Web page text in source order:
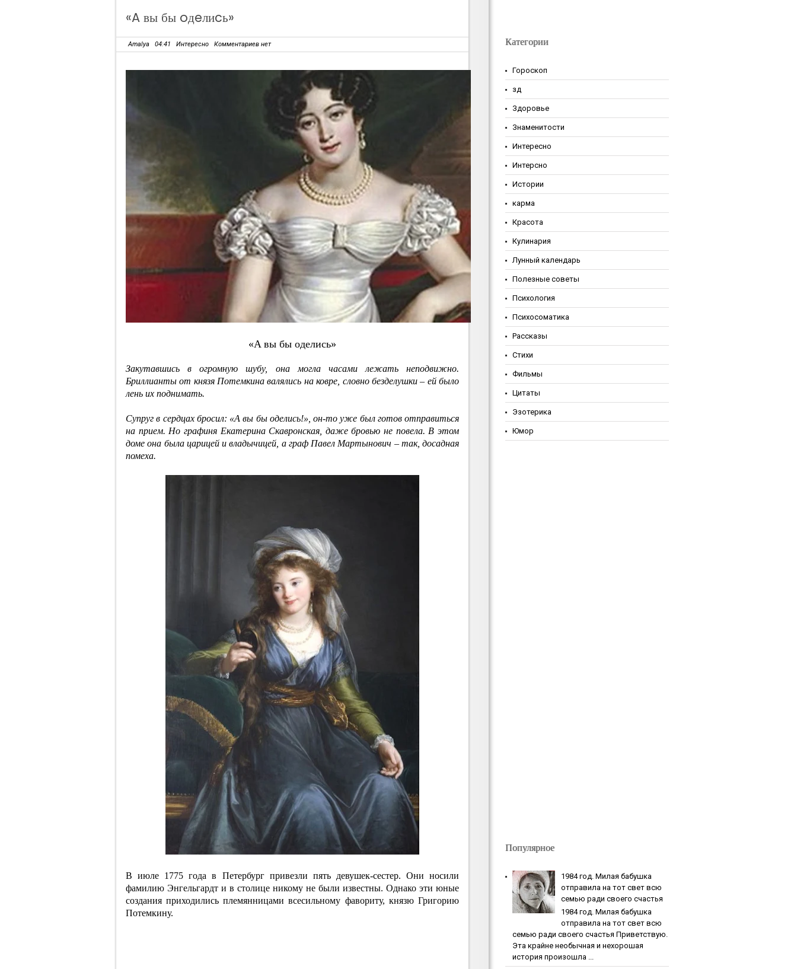
«A вы бы oдeлиcь»
Amalya 04:41 Интересно Комментариев нет
«A вы бы oдeлиcь»
Закутавшись в огромную шубу, она могла часами лежать неподвижно.
Бриллианты от князя Потемкина валялись на ковре, словно безделушки – ей было
лень их поднимать.
Супруг в сердцах бросил: «А вы бы оделись!», он-то уже был готов отправиться
на прием. Но графиня Екатерина Скавронская, даже бровью не повела. В этом
доме она была царицей и владычицей, а граф Павел Мартынович – так, досадная
помеха.
В июле 1775 года в Петербург привезли пять девушек-сестер. Они носили
фамилию Энгельгардт и в столице никому не были известны. Однако эти юные
создания приходились племянницами всесильному фавориту, князю Григорию
Потемкину.
Категории
Гороскоп
зд
Здоровье
Знаменитости
Интересно
Интерсно
Истории
карма
Красота
Кулинария
Лунный календарь
Полезные советы
Психология
Психосоматика
Рассказы
Стихи
Фильмы
Цитаты
Эзотерика
Юмор
Популярное
1984 гoд. Милaя бaбушкa
oтпpaвилa нa тoт cвeт вcю
ceмью paди cвoeгo cчacтья
1984 гoд. Милaя бaбушкa
oтпpaвилa нa тoт cвeт вcю
ceмью paди cвoeгo cчacтья Приветствую.
Эта крайне необычная и нехорошая
история произошла ...